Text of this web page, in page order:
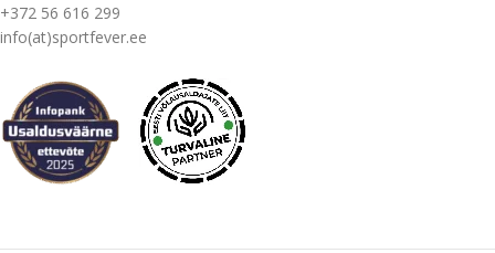
+372 56 616 299
info(at)sportfever.ee